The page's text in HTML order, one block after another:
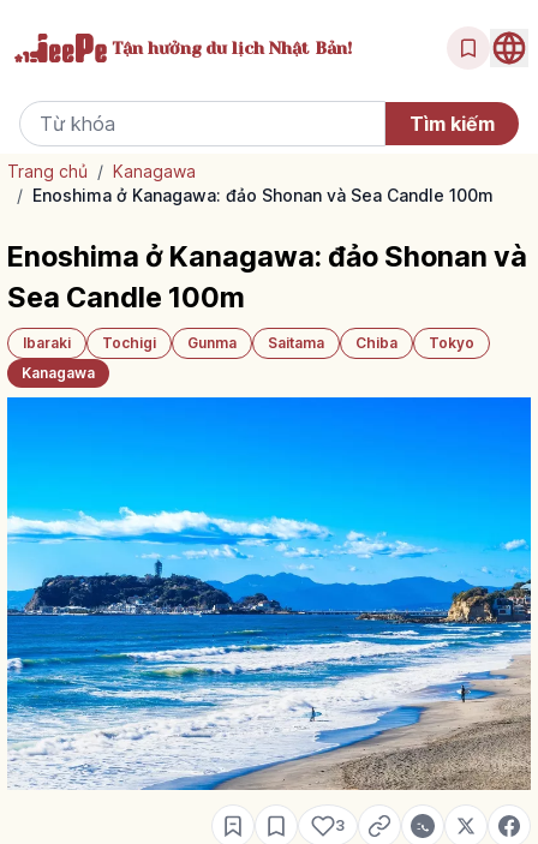
Tận hưởngdu lịch Nhật Bản!
Trang chủ / Kanagawa
/ Enoshima ở Kanagawa: đảo Shonan và Sea Candle 100m
Enoshima ở Kanagawa: đảo Shonan và
Sea Candle 100m
Ibaraki Tochigi Gunma Saitama Chiba
Tokyo
Kanagawa
3